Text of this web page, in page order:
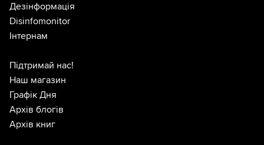
Дезінформація
Disinfomonitor
Інтернам
Підтримай нас!
Наш магазин
Графік Дня
Архів блогів
Архів книг